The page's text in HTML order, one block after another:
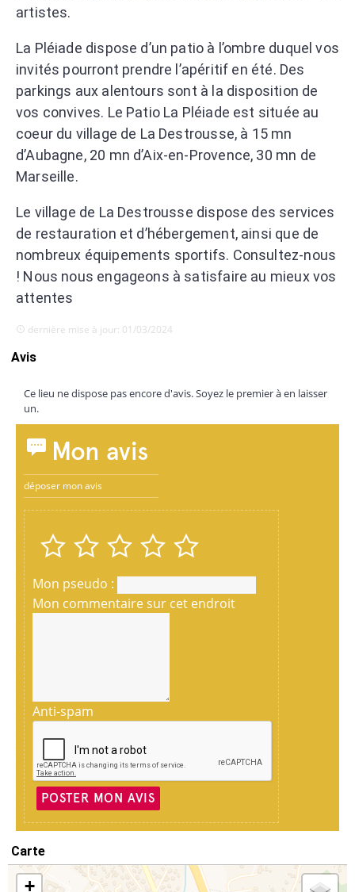
artistes.
La Pléiade dispose d’un patio à l’ombre duquel vos
invités pourront prendre l’apéritif en été. Des
parkings aux alentours sont à la disposition de
vos convives. Le Patio La Pléiade est située au
coeur du village de La Destrousse, à 15 mn
d’Aubagne, 20 mn d’Aix-en-Provence, 30 mn de
Marseille.
Le village de La Destrousse dispose des services
de restauration et d’hébergement, ainsi que de
nombreux équipements sportifs. Consultez-nous
! Nous nous engageons à satisfaire au mieux vos
attentes
dernière mise à jour: 01/03/2024
Avis
Ce lieu ne dispose pas encore d'avis. Soyez le premier à en laisser
un.
Mon avis
déposer mon avis
Mon pseudo :
Mon commentaire sur cet endroit
Anti-spam
POSTER MON AVIS
Carte
+